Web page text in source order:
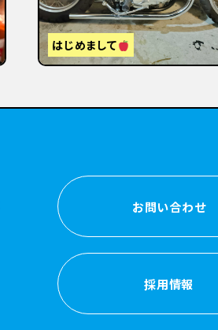
森的ビール人生②
お問い合わせ
採用情報